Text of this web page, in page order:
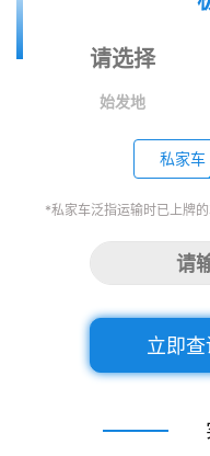
始发地
私家车
*私家车泛指运输时已上牌
立即